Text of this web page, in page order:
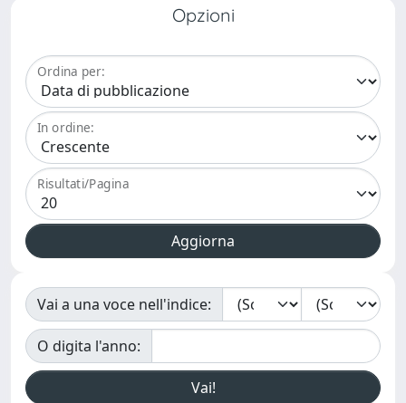
Opzioni
Ordina per:
In ordine:
Risultati/Pagina
Vai a una voce nell'indice:
O digita l'anno: